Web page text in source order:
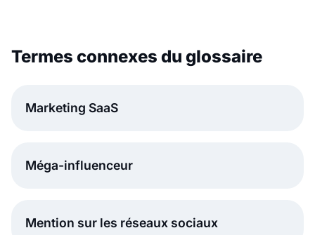
Termes connexes du glossaire
Marketing SaaS
Méga-influenceur
Mention sur les réseaux sociaux